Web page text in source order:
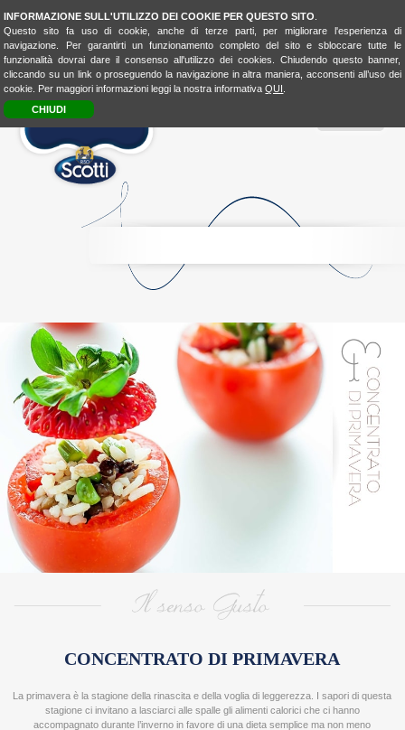
INFORMAZIONE SULL'UTILIZZO DEI COOKIE PER QUESTO SITO
Questo sito fa uso di cookie, anche di terze parti, per migliorare l'esperienza di
navigazione. Per garantirti un funzionamento completo del sito e sbloccare tutte le
funzionalità dovrai dare il consenso all'utilizzo dei cookies. Chiudendo questo banner,
cliccando su un link o proseguendo la navigazione in altra maniera, acconsenti all’uso dei
cookie. Per maggiori informazioni leggi la nostra informativaQUI
CHIUDI
4FASHION
RICE4KIDSBIO
EXPERIENCE
LACUCINA UNISCEIPOPOLI
ESHOP
DESIGNERS
SUSANNA MARCHESI
ANNA MARCONI
MARIANNA FRANCHI
LAURA ADANI
ROBERTA RESTELLI
NICOL PINI
CONCENTRATO DI PRIMAVERA
La primavera è la stagione della rinascita e della voglia di leggerezza. I sapori di questa
stagione ci invitano a lasciarci alle spalle gli alimenti calorici che ci hanno
accompagnato durante l’inverno in favore di una dieta semplice ma non meno